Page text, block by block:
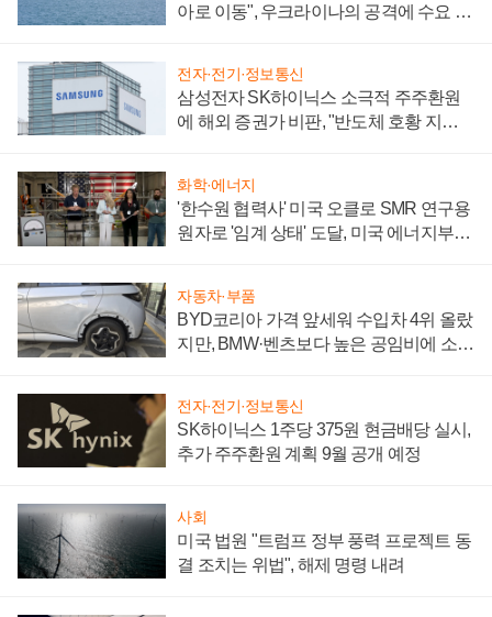
아로 이동", 우크라이나의 공격에 수요 늘
전자·전기·정보통신
삼성전자 SK하이닉스 소극적 주주환원
에 해외 증권가 비판, "반도체 호황 지속
화학·에너지
'한수원 협력사' 미국 오클로 SMR 연구용
원자로 '임계 상태' 도달, 미국 에너지부
자동차·부품
BYD코리아 가격 앞세워 수입차 4위 올랐
지만, BMW·벤츠보다 높은 공임비에 소비
전자·전기·정보통신
SK하이닉스 1주당 375원 현금배당 실시,
추가 주주환원 계획 9월 공개 예정
사회
미국 법원 "트럼프 정부 풍력 프로젝트 동
결 조치는 위법", 해제 명령 내려